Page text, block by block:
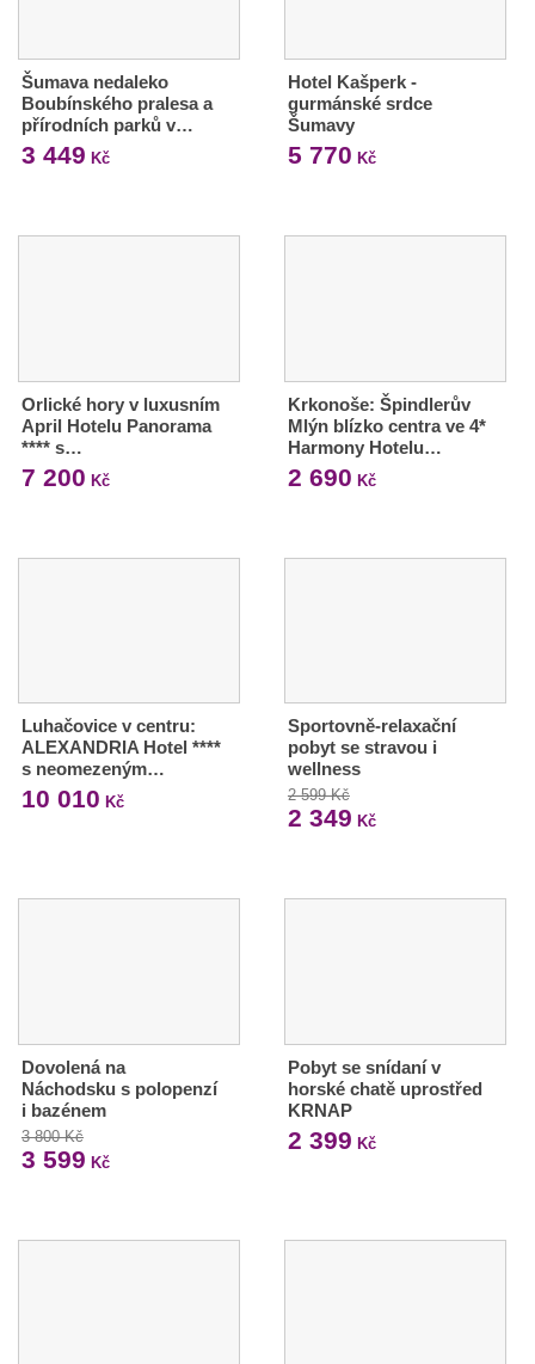
Šumava nedaleko
Boubínského pralesa a
přírodních parků v…
3 449 Kč
Hotel Kašperk -
gurmánské srdce
Šumavy
5 770 Kč
Orlické hory v luxusním
April Hotelu Panorama
**** s…
7 200 Kč
Krkonoše: Špindlerův
Mlýn blízko centra ve 4*
Harmony Hotelu…
2 690 Kč
Luhačovice v centru:
ALEXANDRIA Hotel ****
s neomezeným…
10 010 Kč
Sportovně-relaxační
pobyt se stravou i
wellness
2 599 Kč
2 349 Kč
Dovolená na
Náchodsku s polopenzí
i bazénem
3 800 Kč
3 599 Kč
Pobyt se snídaní v
horské chatě uprostřed
KRNAP
2 399 Kč